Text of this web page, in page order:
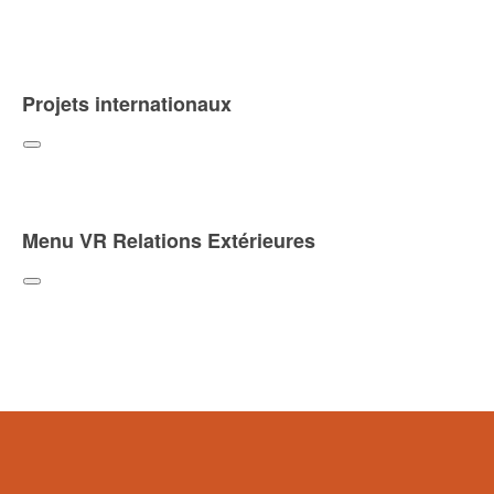
Projets internationaux
Menu VR Relations Extérieures